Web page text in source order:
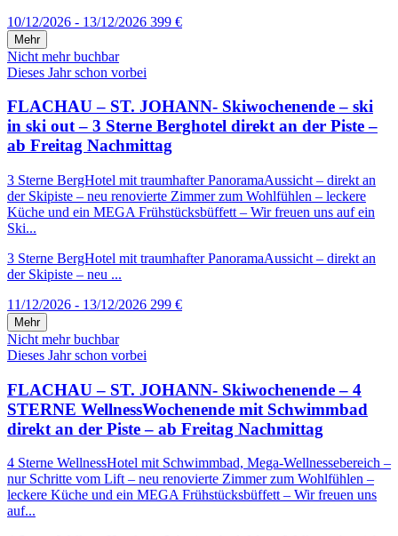
10/12/2026 - 13/12/2026 399 €
Mehr
Nicht mehr buchbar
Dieses Jahr schon vorbei
FLACHAU – ST. JOHANN- Skiwochenende – ski
in ski out – 3 Sterne Berghotel direkt an der Piste –
ab Freitag Nachmittag
3 Sterne BergHotel mit traumhafter PanoramaAussicht – direkt an
der Skipiste – neu renovierte Zimmer zum Wohlfühlen – leckere
Küche und ein MEGA Frühstücksbüffett – Wir freuen uns auf ein
Ski...
3 Sterne BergHotel mit traumhafter PanoramaAussicht – direkt an
der Skipiste – neu ...
11/12/2026 - 13/12/2026 299 €
Mehr
Nicht mehr buchbar
Dieses Jahr schon vorbei
FLACHAU – ST. JOHANN- Skiwochenende – 4
STERNE WellnessWochenende mit Schwimmbad
direkt an der Piste – ab Freitag Nachmittag
4 Sterne WellnessHotel mit Schwimmbad, Mega-Wellnessebereich –
nur Schritte vom Lift – neu renovierte Zimmer zum Wohlfühlen –
leckere Küche und ein MEGA Frühstücksbüffett – Wir freuen uns
auf...